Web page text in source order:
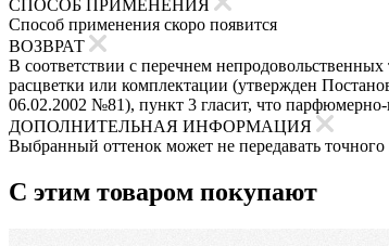
СПОСОБ ПРИМЕНЕНИЯ
Способ применения скоро появится
ВОЗВРАТ
В соответствии с перечнем
расцветки или комплектации (утвержден
06.02.2002 №81), пункт 3 гласит, что
ДОПОЛНИТЕЛЬНАЯ ИНФОРМАЦИЯ
Выбранный оттенок может не передавать точного
С этим товаром покупают